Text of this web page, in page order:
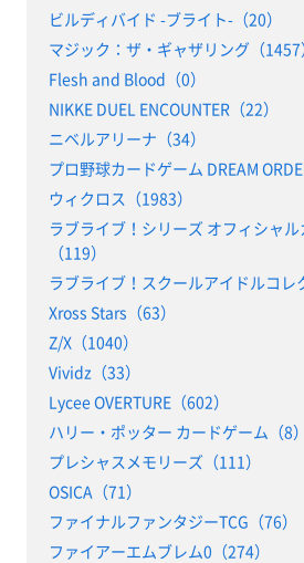
ビルディバイド -ブライト-（20）
マジック：ザ・ギャザリング（1457
Flesh and Blood（0）
NIKKE DUEL ENCOUNTER（22）
ニベルアリーナ（34）
プロ野球カードゲーム DREAM
ウィクロス（1983）
ラブライブ！シリーズ オフィシャ
（119）
ラブライブ！スクールアイドルコレ
Xross Stars（63）
Z/X（1040）
Vividz（33）
Lycee OVERTURE（602）
ハリー・ポッター カードゲーム（8）
プレシャスメモリーズ（111）
OSICA（71）
ファイナルファンタジーTCG（76）
ファイアーエムブレム0（274）